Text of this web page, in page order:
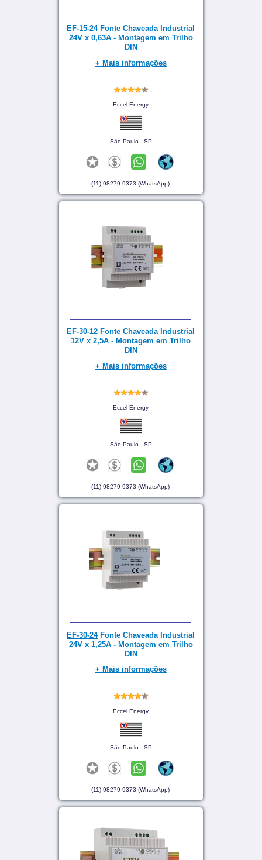
EF-15-24Fonte Chaveada Industrial
24V x 0,63A - Montagem em Trilho
DIN
+ Mais informações
Eccel Energy
São Paulo - SP
(11) 98279-9373 (WhatsApp)
EF-30-12 Fonte Chaveada Industrial
12V x 2,5A - Montagem em Trilho
DIN
+ Mais informações
Eccel Energy
São Paulo - SP
(11) 98279-9373 (WhatsApp)
EF-30-24Fonte Chaveada Industrial
24V x 1,25A - Montagem em Trilho
DIN
+ Mais informações
Eccel Energy
São Paulo - SP
(11) 98279-9373 (WhatsApp)